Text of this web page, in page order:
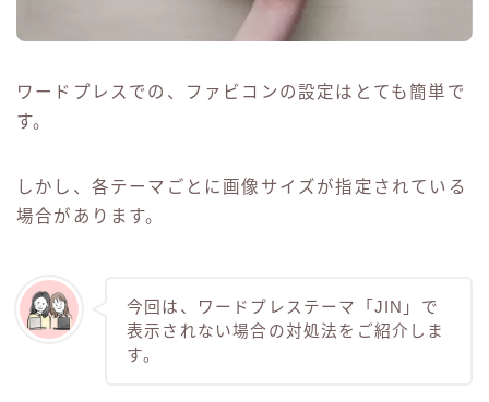
ワードプレスでの、ファビコンの設定はとても簡単で
す。
しかし、各テーマごとに画像サイズが指定されている
場合があります。
今回は、ワードプレステーマ「JIN」で
表示されない場合の対処法をご紹介しま
す。